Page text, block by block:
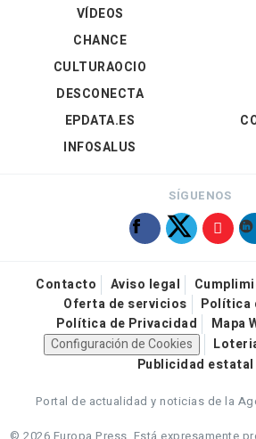
VÍDEOS
CHANCE
CULTURAOCIO
DESCONECTA
EPDATA.ES
INFOSALUS
SÍGUENOS
Contacto Aviso legal
Oferta de servicios
Política
Política de Privacidad
Mapa
Configuración de Cookies
Publicidad estatal
Portal de actualidad y noticias de la
© 2026 Europa Press. Está expresamente